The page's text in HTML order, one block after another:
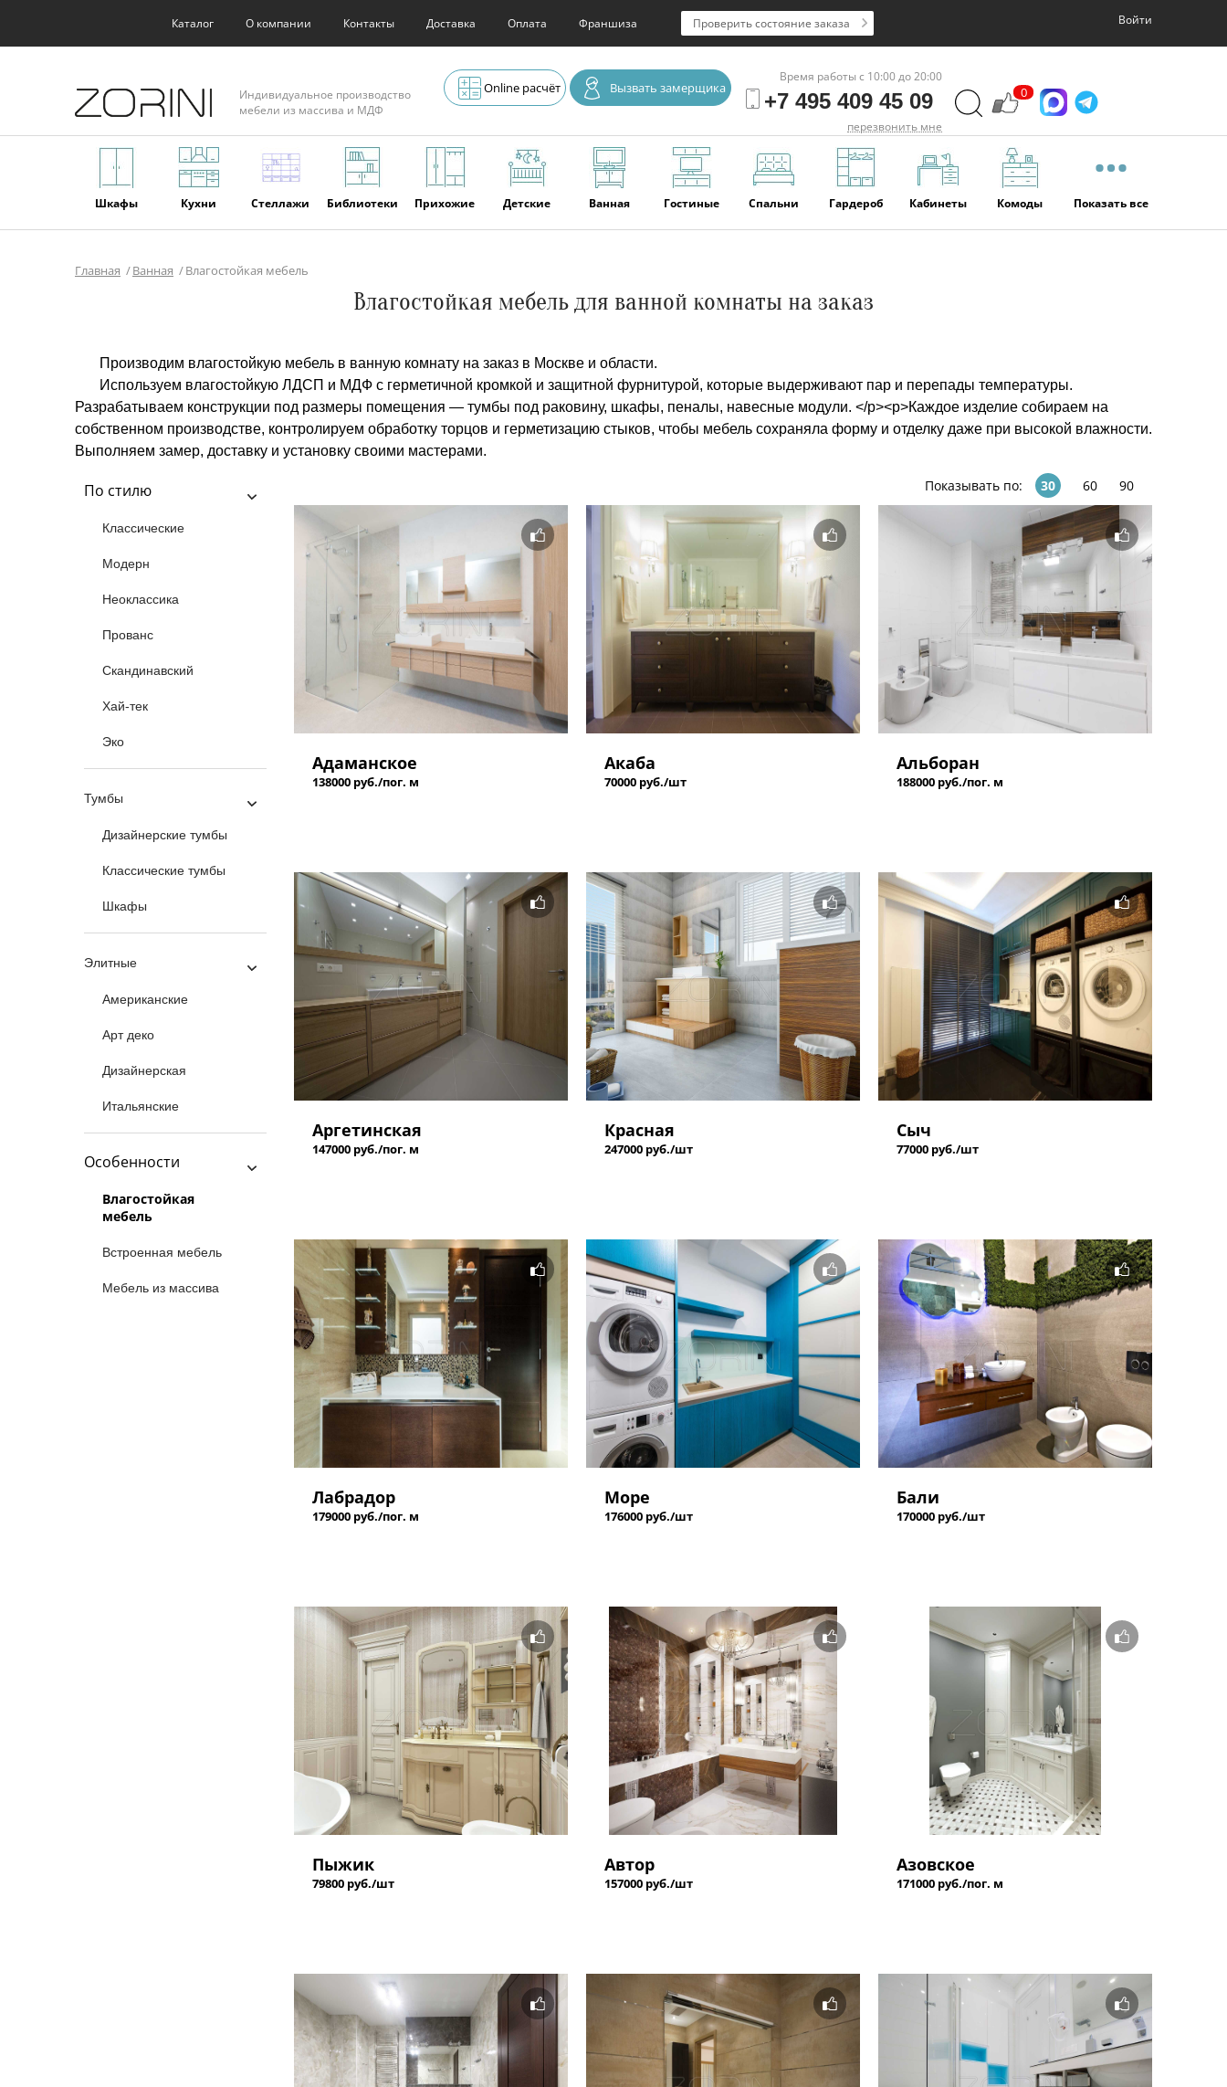
Каталог О компании Контакты Доставка Оплата Франшиза Войти
Проверить состояние заказа
Индивидуальное производство
мебели из массива и МДФ
Online расчёт Вызвать замерщика
Время работы с 10:00 до 20:00
+7 495 409 45 09
перезвонить мне
0
Шкафы Кухни Стеллажи Библиотеки Прихожие Детские Ванная Гостиные Спальни Гардероб Кабинеты Комоды
массива
мебель
буфеты
последние
Показать все
Главная Ванная Влагостойкая мебель
Влагостойкая мебель для ванной комнаты на заказ
Производим влагостойкую мебель в ванную комнату на заказ в Москве и области.
Используем влагостойкую ЛДСП и МДФ с герметичной кромкой и защитной фурнитурой, которые выдерживают пар и перепады температуры.
Разрабатываем конструкции под размеры помещения — тумбы под раковину, шкафы, пеналы, навесные модули. </p><p>Каждое изделие собираем на
собственном производстве, контролируем обработку торцов и герметизацию стыков, чтобы мебель сохраняла форму и отделку даже при высокой влажности.
Выполняем замер, доставку и установку своими мастерами.
По стилю
Классические
Модерн
Неоклассика
Прованс
Скандинавский
Хай-тек
Эко
Тумбы
Дизайнерские тумбы
Классические тумбы
Шкафы
Элитные
Американские
Арт деко
Дизайнерская
Итальянские
Особенности
Влагостойкая
мебель
Встроенная мебель
Мебель из массива
Показывать по: 30 60 90
Адаманское
138000 руб./пог. м
Акаба
70000 руб./шт
Альборан
188000 руб./пог. м
Аргетинская
147000 руб./пог. м
Красная
247000 руб./шт
Сыч
77000 руб./шт
Лабрадор
179000 руб./пог. м
Море
176000 руб./шт
Бали
170000 руб./шт
Пыжик
79800 руб./шт
Автор
157000 руб./шт
Азовское
171000 руб./пог. м